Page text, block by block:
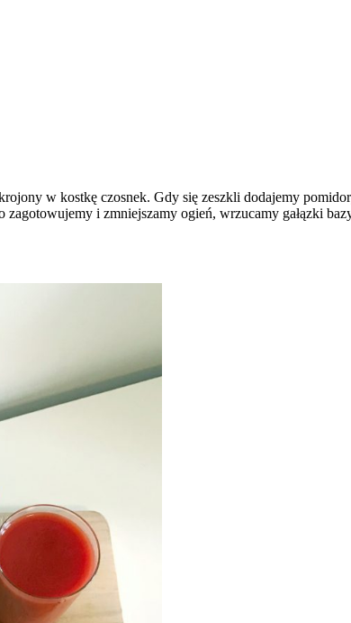
w kostkę czosnek. Gdy się zeszkli dodajemy
i zmniejszamy ogień, wrzucamy gałązki